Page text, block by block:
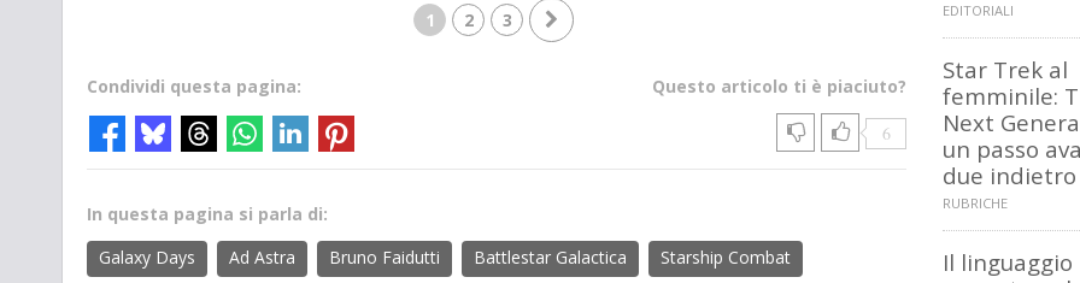
1 2 3
Questo articolo ti è piaciuto?
6
Condividi questa pagina:
In questa pagina si parla di:
Galaxy Days
Ad Astra Bruno Faidutti Battlestar Galactica Starship Combat
EDITORIALI
Star Trek al
femminile:
Next
un passo
due indietro
RUBRICHE
Il linguaggio